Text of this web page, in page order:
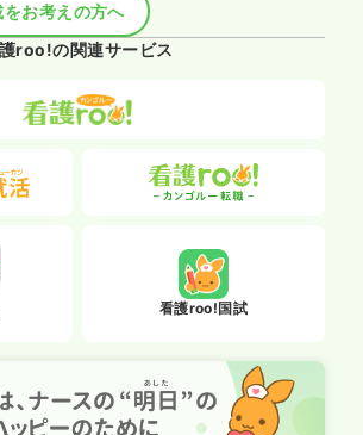
お考えの方へ
roo!の関連サービス
看護roo!国試